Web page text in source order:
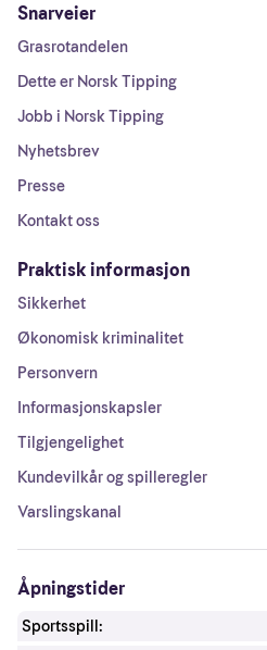
Snarveier
Grasrotandelen
Dette er Norsk Tipping
Jobb i Norsk Tipping
Nyhetsbrev
Presse
Kontakt oss
Praktisk informasjon
Sikkerhet
Økonomisk kriminalitet
Personvern
Informasjonskapsler
Tilgjengelighet
Kundevilkår og spilleregler
Varslingskanal
Åpningstider
Sportsspill: